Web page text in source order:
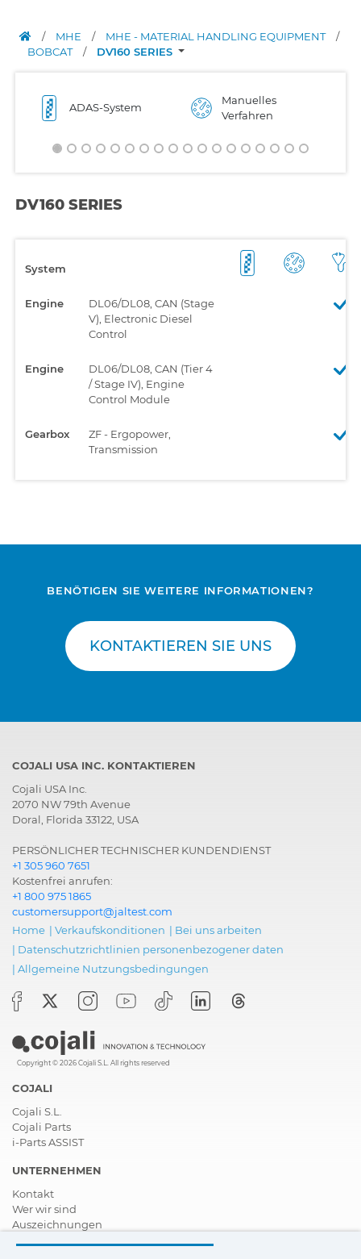
/ MHE / MHE - MATERIAL HANDLING EQUIPMENT
/
BOBCAT
/ DV160 SERIES
ADAS-System
Manuelles
Verfahren
DV160 SERIES
System
Engine
DL06/DL08, CAN (Stage
V), Electronic Diesel
Control
Engine
DL06/DL08, CAN (Tier 4
/ Stage IV), Engine
Control Module
Gearbox
ZF - Ergopower,
Transmission
BENÖTIGEN SIE WEITERE INFORMATIONEN?
KONTAKTIEREN SIE UNS
COJALI USA INC. KONTAKTIEREN
Cojali USA Inc.
2070 NW 79th Avenue
Doral, Florida 33122, USA
PERSÖNLICHER TECHNISCHER KUNDENDIENST
+1 305 960 7651
Kostenfrei anrufen:
+1 800 975 1865
customersupport@jaltest.com
Home | Verkaufskonditionen | Bei uns arbeiten
| Datenschutzrichtlinien personenbezogener daten
| Allgemeine Nutzungsbedingungen
Copyright © 2026 Cojali S.L. All rights reserved
COJALI
Cojali S.L.
Cojali Parts
i-Parts ASSIST
UNTERNEHMEN
Kontakt
Wer wir sind
Auszeichnungen